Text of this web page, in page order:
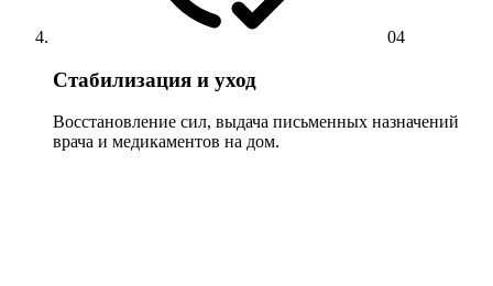
04
Стабилизация и уход
Восстановление сил, выдача письменных назначений
врача и медикаментов на дом.